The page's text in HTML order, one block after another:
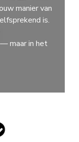
manier van
is.
maar in het